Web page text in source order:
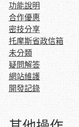
功能說明
合作優惠
密技分享
托摩斯省政信箱
未分類
疑問解答
網站維護
開發記錄